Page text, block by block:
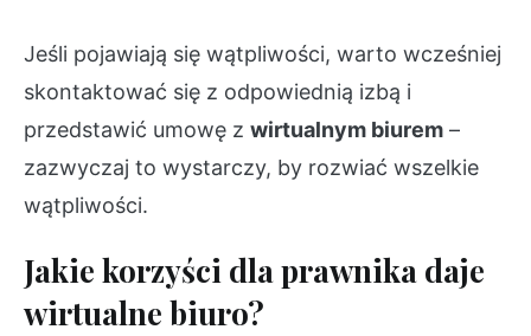
Jeśli pojawiają się wątpliwości, warto wcześniej
skontaktować się z odpowiednią izbą i
przedstawić umowę z wirtualnym biurem –
zazwyczaj to wystarczy, by rozwiać wszelkie
wątpliwości.
Jakie korzyści dla prawnika daje
wirtualne biuro?